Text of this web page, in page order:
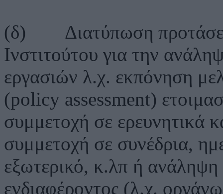
(δ) Διατύπωση
Ινστιτούτου για την
εργασιών λ.χ. εκπόνηση
(policy assessment)
συμμετοχή σε ερευνητικά
συμμετοχή σε συνέδρια,
εξωτερικό, κ.λπ ή
ενδιαφέροντος (λ.χ.